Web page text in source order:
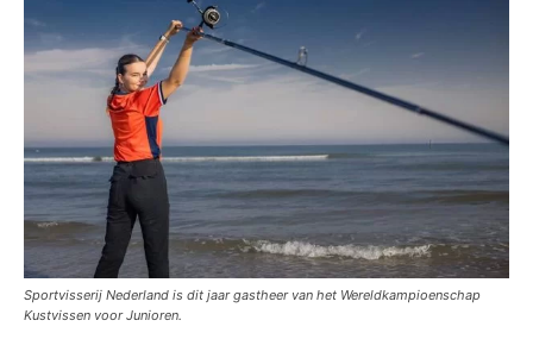
Sportvisserij Nederland is dit jaar gastheer van het Wereldkampioenschap
Kustvissen voor Junioren.